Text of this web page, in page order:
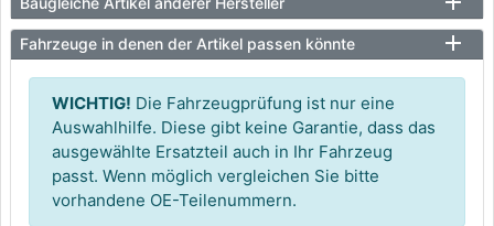
Fahrzeuge in denen der Artikel passen könnte
WICHTIG! Die Fahrzeugprüfung ist nur eine
Auswahlhilfe. Diese gibt keine Garantie, dass das
ausgewählte Ersatzteil auch in Ihr Fahrzeug
passt. Wenn möglich vergleichen Sie bitte
vorhandene OE-Teilenummern.